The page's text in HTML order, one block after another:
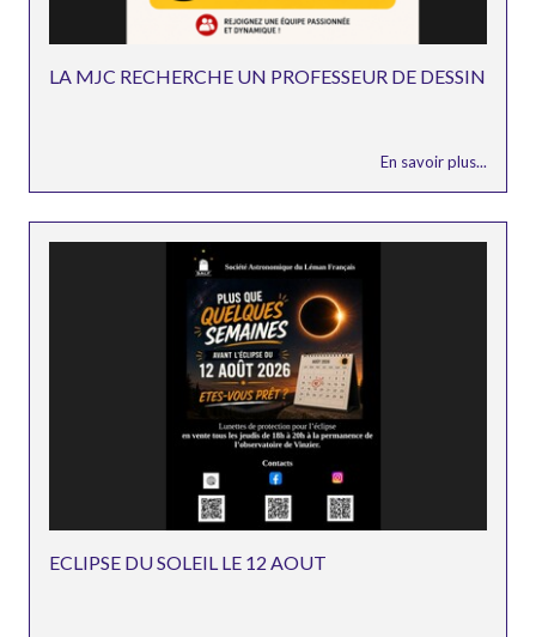
LA MJC RECHERCHE UN PROFESSEUR DE DESSIN
En savoir plus...
ECLIPSE DU SOLEIL LE 12 AOUT